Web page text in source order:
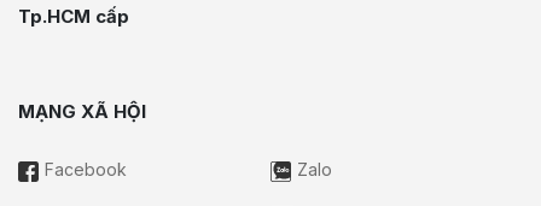
Tp.HCM cấp
MẠNG XÃ HỘI
Facebook Zalo